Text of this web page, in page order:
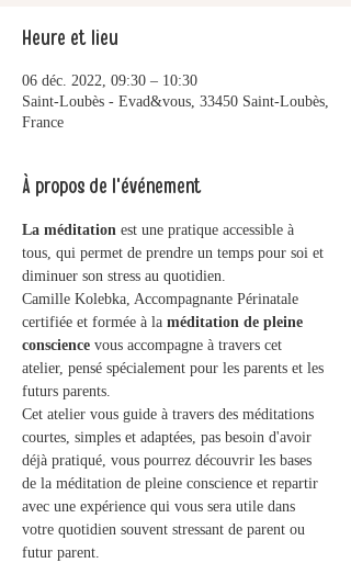
Heure et lieu
06 déc. 2022, 09:30 – 10:30
Saint-Loubès - Evad&vous, 33450 Saint-Loubès,
France
À propos de l'événement
La méditation est une pratique accessible à
tous, qui permet de prendre un temps pour soi et
diminuer son stress au quotidien.
Camille Kolebka, Accompagnante Périnatale
certifiée et formée à la méditation de pleine
conscience vous accompagne à travers cet
atelier, pensé spécialement pour les parents et les
futurs parents.
Cet atelier vous guide à travers des méditations
courtes, simples et adaptées, pas besoin d'avoir
déjà pratiqué, vous pourrez découvrir les bases
de la méditation de pleine conscience et repartir
avec une expérience qui vous sera utile dans
votre quotidien souvent stressant de parent ou
futur parent.